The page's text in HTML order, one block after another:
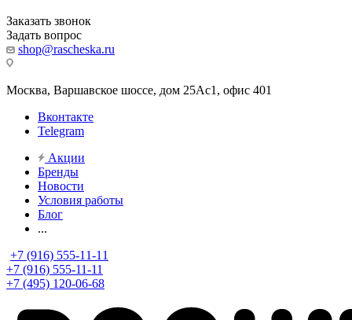
Заказать звонок
Задать вопрос
shop@rascheska.ru
Москва, Варшавское шоссе, дом 25Аc1, офис 401
Вконтакте
Telegram
Акции
Бренды
Новости
Условия работы
Блог
...
+7 (916) 555-11-11
+7 (916) 555-11-11
+7 (495) 120-06-68